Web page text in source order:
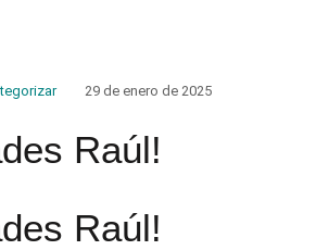
29 de enero de 2025
Raúl!
Raúl!